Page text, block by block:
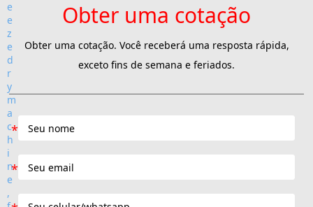
Obter uma cotação
Obter uma cotação. Você receberá uma resposta rápida,
exceto fins de semana e feriados.